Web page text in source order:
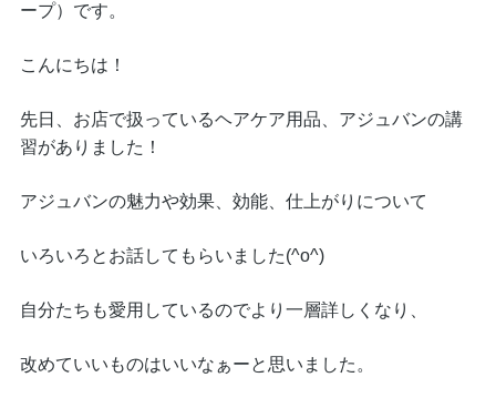
ープ）です。
こんにちは！
先日、お店で扱っているヘアケア用品、アジュバンの講
習がありました！
アジュバンの魅力や効果、効能、仕上がりについて
いろいろとお話してもらいました(^o^)
自分たちも愛用しているのでより一層詳しくなり、
改めていいものはいいなぁーと思いました。